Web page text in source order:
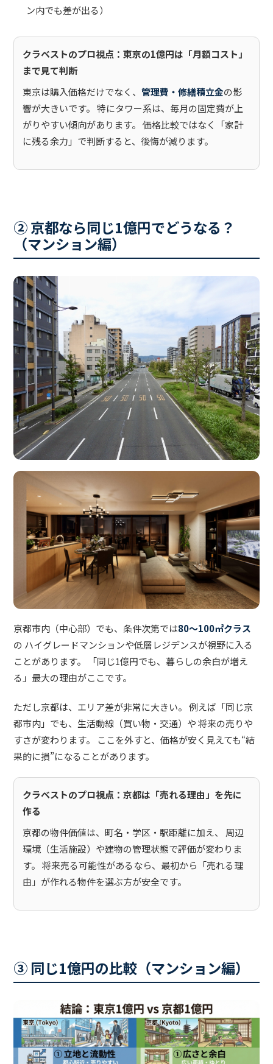
ン内でも差が出る）
クラベストのプロ視点：東京の1億円は「月額コスト」
まで見て判断
東京は購入価格だけでなく、管理費・修繕積立金の影
響が大きいです。 特にタワー系は、毎月の固定費が上
がりやすい傾向があります。 価格比較ではなく「家計
に残る余力」で判断すると、後悔が減ります。
② 京都なら同じ1億円でどうなる？
（マンション編）
京都市内（中心部）でも、条件次第では80〜100㎡クラス
の ハイグレードマンションや低層レジデンスが視野に入る
ことがあります。 「同じ1億円でも、暮らしの余白が増え
る」最大の理由がここです。
ただし京都は、エリア差が非常に大きい。 例えば「同じ京
都市内」でも、生活動線（買い物・交通）や 将来の売りや
すさが変わります。 ここを外すと、価格が安く見えても“結
果的に損”になることがあります。
クラベストのプロ視点：京都は「売れる理由」を先に
作る
京都の物件価値は、町名・学区・駅距離に加え、 周辺
環境（生活施設）や建物の管理状態で評価が変わりま
す。 将来売る可能性があるなら、最初から「売れる理
由」が作れる物件を選ぶ方が安全です。
③ 同じ1億円の比較（マンション編）